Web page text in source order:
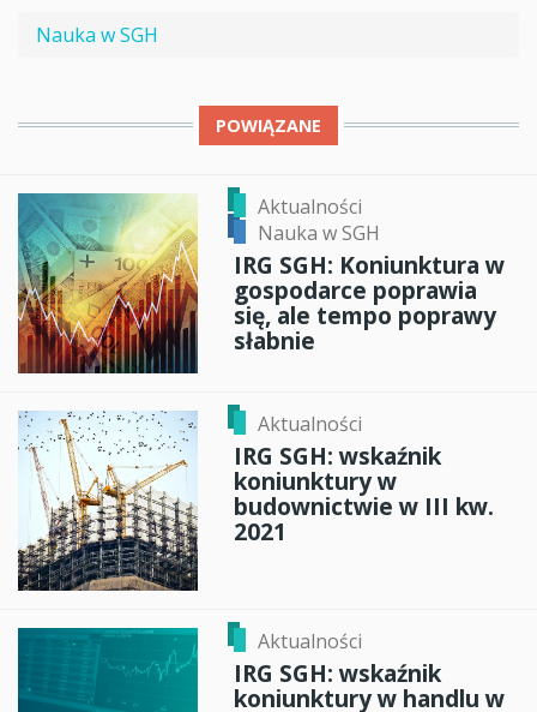
Nauka w SGH
POWIĄZANE
Aktualności
Nauka w SGH
IRG SGH: Koniunktura w
gospodarce poprawia
się, ale tempo poprawy
słabnie
Aktualności
IRG SGH: wskaźnik
koniunktury w
budownictwie w III kw.
2021
Aktualności
IRG SGH: wskaźnik
koniunktury w handlu w